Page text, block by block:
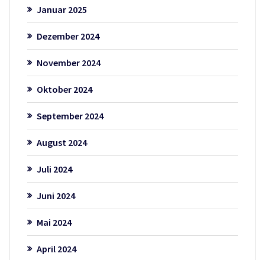
Januar 2025
Dezember 2024
November 2024
Oktober 2024
September 2024
August 2024
Juli 2024
Juni 2024
Mai 2024
April 2024